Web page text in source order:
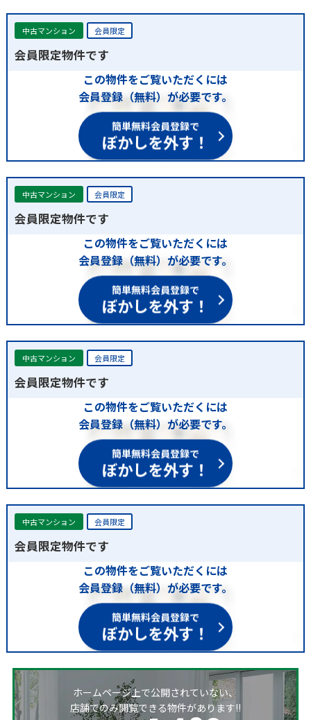
中古マンション 会員限定
会員限定物件です
この物件をご覧いただくには
会員登録（無料）が必要です。
簡単無料会員登録で
ぼかしを外す！
中古マンション 会員限定
会員限定物件です
この物件をご覧いただくには
会員登録（無料）が必要です。
簡単無料会員登録で
ぼかしを外す！
中古マンション 会員限定
会員限定物件です
この物件をご覧いただくには
会員登録（無料）が必要です。
簡単無料会員登録で
ぼかしを外す！
中古マンション 会員限定
会員限定物件です
この物件をご覧いただくには
会員登録（無料）が必要です。
簡単無料会員登録で
ぼかしを外す！
ホームページ上で公開されていない、
店舗でのみ閲覧できる物件があります!!